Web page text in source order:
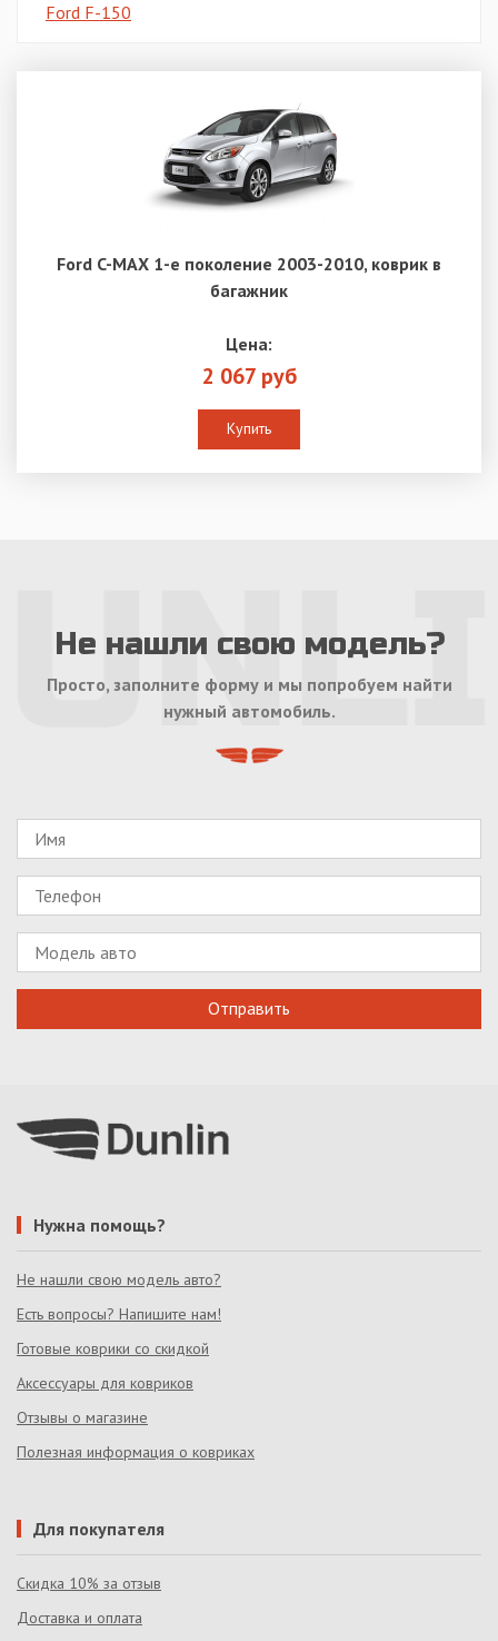
Ford F-150
Ford C-MAX 1-е поколение 2003-2010, коврик в
багажник
Цена:
2 067 руб
Купить
Не нашли свою модель?
Просто, заполните форму и мы попробуем найти
нужный автомобиль.
Нужна помощь?
Не нашли свою модель авто?
Есть вопросы? Напишите нам!
Готовые коврики со скидкой
Аксессуары для ковриков
Отзывы о магазине
Полезная информация о ковриках
Для покупателя
Скидка 10% за отзыв
Доставка и оплата